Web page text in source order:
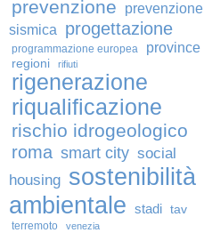
prevenzione
prevenzione
sismica
progettazione
programmazione europea province
regioni rifiuti
rigenerazione
riqualificazione
rischio idrogeologico
roma smart city social
housing sostenibilità
ambientale stadi tav
terremoto venezia